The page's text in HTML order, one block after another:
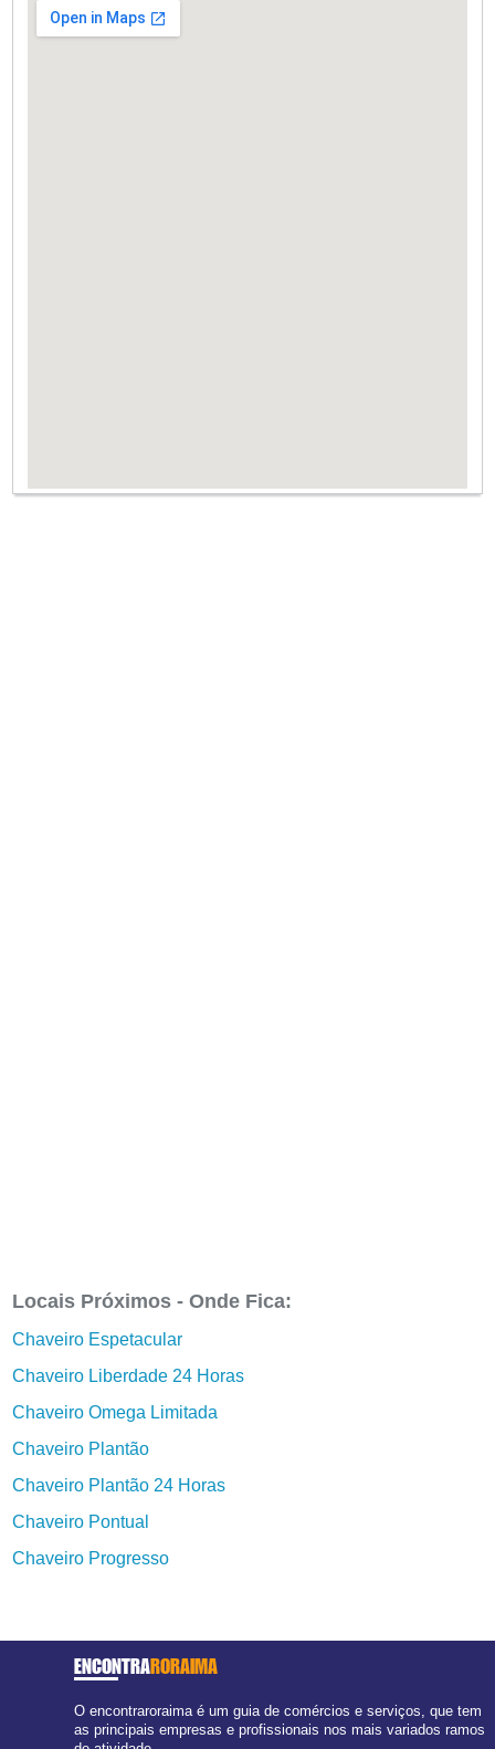
Locais Próximos - Onde Fica:
Chaveiro Espetacular
Chaveiro Liberdade 24 Horas
Chaveiro Omega Limitada
Chaveiro Plantão
Chaveiro Plantão 24 Horas
Chaveiro Pontual
Chaveiro Progresso
ENCONTRARORAIMA
O encontraroraima é um guia de comércios e serviços, que tem
as principais empresas e profissionais nos mais variados ramos